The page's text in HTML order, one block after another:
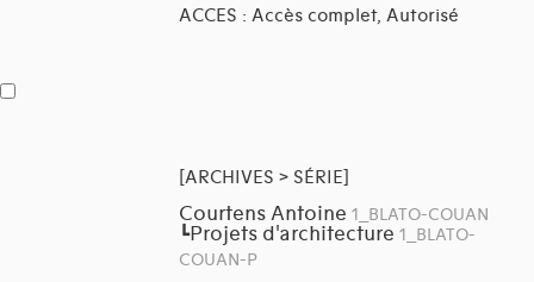
ACCES : Accès complet, Autorisé
[ARCHIVES > SÉRIE]
Courtens Antoine 1_BLATO-COUAN
┗Projets d'architecture 1_BLATO-
COUAN-P